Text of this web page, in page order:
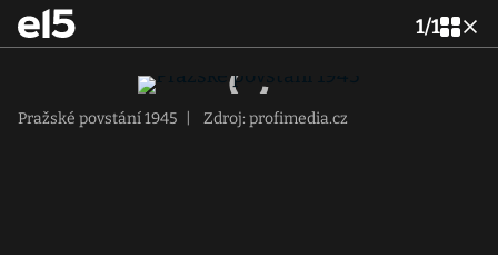
1/1
Pražské povstání 1945 Zdroj: profimedia.cz